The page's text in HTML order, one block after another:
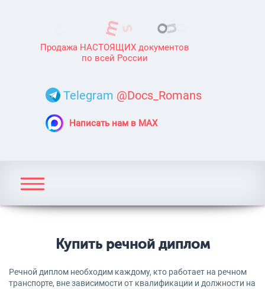
Продажа НАСТОЯЩИХ документов
по всей России
Telegram @Docs_Romans
Написать нам в MAX
Купить речной диплом
Речной диплом необходим каждому, кто работает на речном
транспорте, вне зависимости от квалификации и должности на